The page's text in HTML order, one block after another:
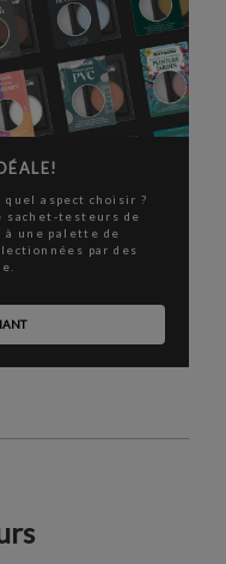
quel aspect choisir ?
sachet-testeurs de
une palette de
par des